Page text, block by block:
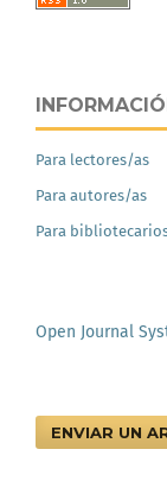
Para lectores/as
Para autores/as
Para
Open Journal
ENVIAR UN